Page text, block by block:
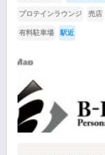
プロテインラウンジ 売店
有料駐車場 駅近